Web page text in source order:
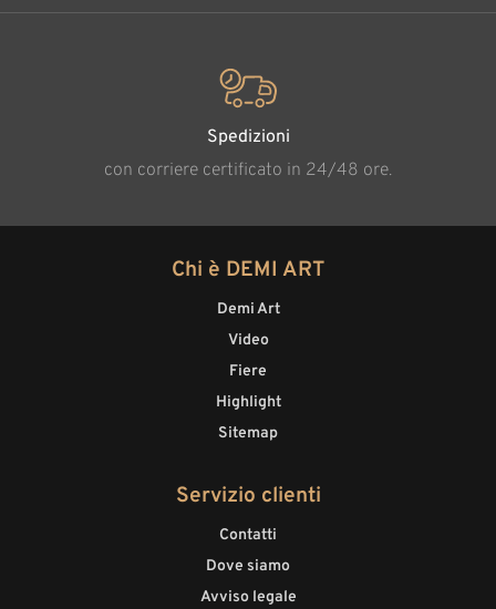
Spedizioni
con corriere certificato in 24/48 ore.
Chi è DEMI ART
Demi Art
Video
Fiere
Highlight
Sitemap
Servizio clienti
Contatti
Dove siamo
Avviso legale